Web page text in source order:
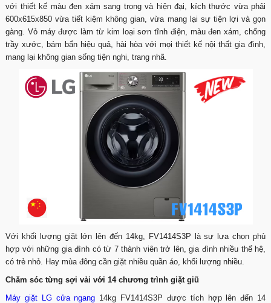
với thiết kế màu đen xám sang trọng và hiện đại, kích thước vừa phải
600x615x850 vừa tiết kiệm không gian, vừa mang lại sự tiện lợi và gọn
gàng. Vỏ máy được làm từ kim loại sơn tĩnh điện, màu đen xám, chống
trầy xước, bám bẩn hiệu quả, hài hòa với mọi thiết kế nội thất gia đình,
mang lại không gian sống tiện nghi, trang nhã.
Với khối lượng giặt lớn lên đến 14kg, FV1414S3P là sự lựa chọn phù
hợp với những gia đình có từ 7 thành viên trở lên, gia đình nhiều thế hệ,
có trẻ nhỏ. Hay mùa đông cần giặt nhiều quần áo, khối lượng nhiều.
Chăm sóc từng sợi vải với 14 chương trình giặt giũ
Máy giặt LG cửa ngang 14kg FV1414S3P được tích hợp lên đến 14